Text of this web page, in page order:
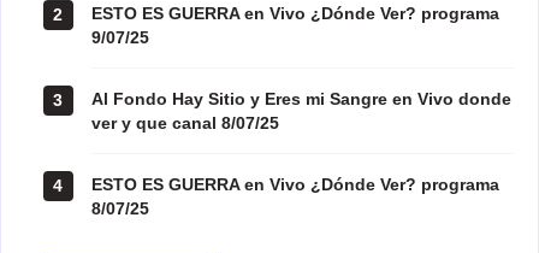
2
ESTO ES GUERRA en Vivo ¿Dónde Ver? programa
9/07/25
3
Al Fondo Hay Sitio y Eres mi Sangre en Vivo donde
ver y que canal 8/07/25
4
ESTO ES GUERRA en Vivo ¿Dónde Ver? programa
8/07/25